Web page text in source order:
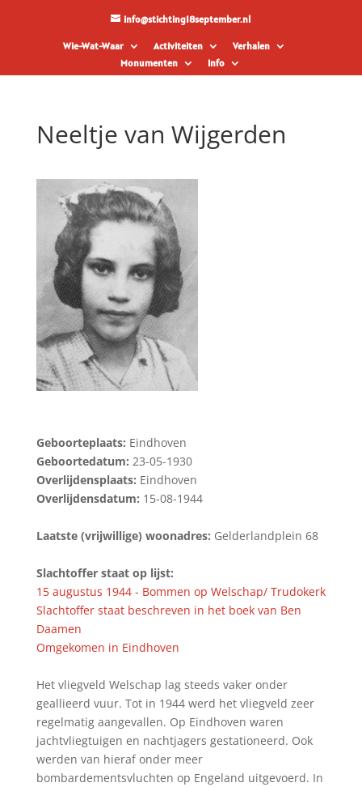
info@stichting18september.nl
Wie-Wat-Waar Activiteiten
Verhalen
Monumenten
Info
Neeltje van Wijgerden
Geboorteplaats: Eindhoven
Geboortedatum: 23-05-1930
Overlijdensplaats: Eindhoven
Overlijdensdatum: 15-08-1944
Laatste (vrijwillige) woonadres: Gelderlandplein 68
Slachtoffer staat op lijst:
15 augustus 1944 - Bommen op Welschap/ Trudokerk
Slachtoffer staat beschreven in het boek van Ben
Daamen
Omgekomen in Eindhoven
Het vliegveld Welschap lag steeds vaker onder
geallieerd vuur. Tot in 1944 werd het vliegveld zeer
regelmatig aangevallen. Op Eindhoven waren
jachtvliegtuigen en nachtjagers gestationeerd. Ook
werden van hieraf onder meer
bombardementsvluchten op Engeland uitgevoerd. In